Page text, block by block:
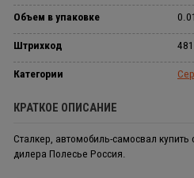
Объем в упаковке
Штрихкод
Категории
КРАТКОЕ ОПИСАНИЕ
Сталкер, автомобиль-самосвал купить
дилера Полесье Россия.